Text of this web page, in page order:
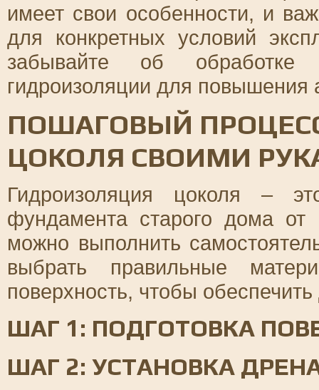
имеет свои особенности, и
для конкретных условий
забывайте об обработке
гидроизоляции для повышения
ПОШАГОВЫЙ
ЦОКОЛЯ СВОИМИ
Гидроизоляция цоколя –
фундамента старого дома от
можно выполнить
выбрать правильные
поверхность, чтобы
ШАГ 1: ПОДГОТОВКА
ШАГ 2: УСТАНОВКА